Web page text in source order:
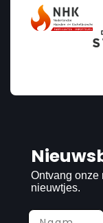
Ontvang onze
nieuwtjes.